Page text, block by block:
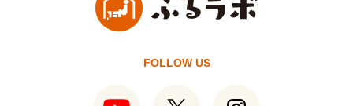
FOLLOW US